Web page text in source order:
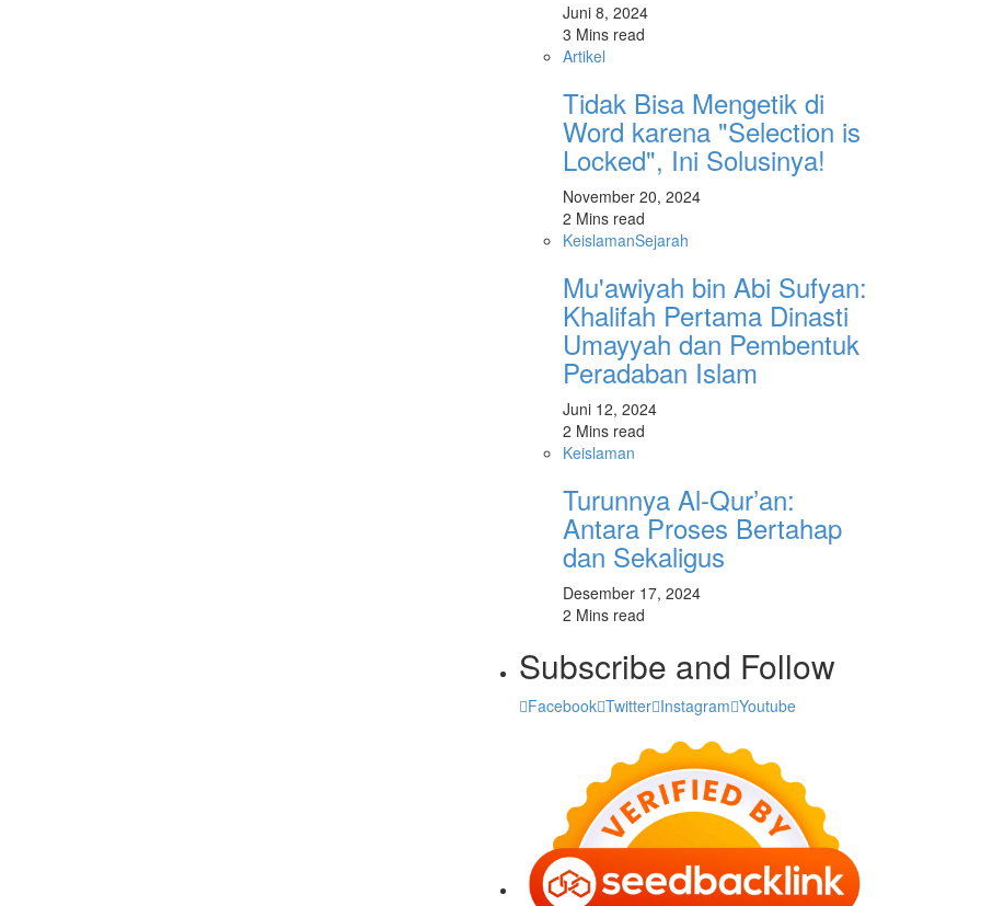
Juni 8, 2024
3 Mins read
Artikel
Tidak Bisa Mengetik di
Word karena "Selection is
Locked", Ini Solusinya!
November 20, 2024
2 Mins read
KeislamanSejarah
Mu'awiyah bin Abi Sufyan:
Khalifah Pertama Dinasti
Umayyah dan Pembentuk
Peradaban Islam
Juni 12, 2024
2 Mins read
Keislaman
Turunnya Al-Qur’an:
Antara Proses Bertahap
dan Sekaligus
Desember 17, 2024
2 Mins read
Subscribe and Follow
Facebook Twitter Instagram Youtube